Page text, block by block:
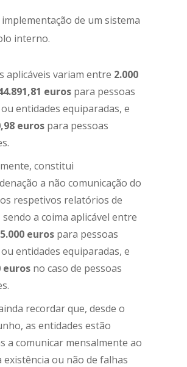
de um sistema
interno.
aplicáveis variam entre 2.000
euros para pessoas
entidades equiparadas, e
euros para pessoas
constitui
a não comunicação do
respetivos relatórios de
a coima aplicável entre
euros para pessoas
entidades equiparadas, e
euros no caso de pessoas
recordar que, desde o
as entidades estão
a comunicar mensalmente ao
existência ou não de falhas